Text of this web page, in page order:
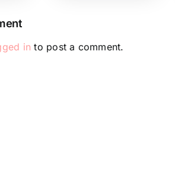
in to post a comment.